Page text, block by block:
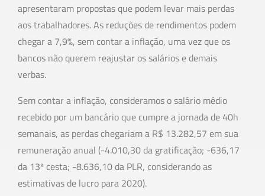
apresentaram propostas que podem levar mais perdas
aos trabalhadores. As reduções de rendimentos podem
chegar a 7,9%, sem contar a inflação, uma vez que os
bancos não querem reajustar os salários e demais
verbas.
Sem contar a inflação, consideramos o salário médio
recebido por um bancário que cumpre a jornada de 40h
semanais, as perdas chegariam a R$ 13.282,57 em sua
remuneração anual (-4.010,30 da gratificação; -636,17
da 13ª cesta; -8.636,10 da PLR, considerando as
estimativas de lucro para 2020).